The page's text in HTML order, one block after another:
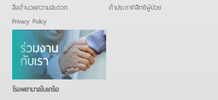
สิ่งอำนวยความสะดวก
Privacy Policy
คําประกาศสิทธิผู้ป่วย
โรงพยาบาลในเครือ